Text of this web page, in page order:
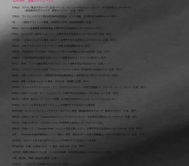
【2019年 演奏スケジュール】
1/19(土) エテルノ阪急千里オープン記念イベント「カンツォーネとちょっとオペラ」＠千里市民センターホール
（阪急阪神当方グループ 葬祭サービス）（正直、祥子）
1/19(土) ワイズメンズクラブ西日本区新年合同例会 ゲスト演奏 ＠大阪YMCA会館ホール（祥子）
1月 川西市アウトリーチ事業 川西市立小学校 特別授業講師（正直）
2/9(土) ルビーノ音楽教室 第3回発表会 @豊中市立文化芸術センター小ホール（祥子）
2/9(土) うたおうかい合同ホールレッスン @豊中市立文化芸術センター小ホール（正直、祥子）
3/17(日) 「お寺deぺらオペラ 魔笛」in ホール @豊中市立文化芸術センター小ホール
（正直、祥子）
3/23(土) 広島 ライオンズクラブ パーティー演奏 ＠尾道国際ホテル（祥子）
3/25(月) 芦屋英語サークル主催 子供向けコンサート＠芦屋ルナホール音楽室（正直、祥子）
4/14(日) 小児科併設病児保育室 記念パーティー演奏 @ホテル・アゴーラ大阪守口（祥子）
5/7(火) 東京 「テノール飯田康弘リサイタル」 ゲスト演奏＆司会 ＠百合ホール（正直）
5/11(土) ワイズメンズクラブ主催「ファミリーコンサート2019」＠大阪YMCA会館ホール（正直、祥子）
6/2(土) 八尾フィルハーモニー交響楽団 第56回定期演奏会 二重唱助演 @八尾プリズムホール（正直）
6/8(土) 京都 「お寺deぺらオペラ 魔笛」＠竹の寺・地蔵院（正直、祥子）
7/21(日) カクチーナディナーショー「ドン・ジョヴァンニナイト」＠西宮香櫨園 カ・クチーナ・ケ・インカント（正直、祥子）
8/24(土) 主催オペラ公演「ドン・ジョヴァンニ」＠豊中市立文化芸術センター小ホール（正直、祥子）
8/31(土)・9/1(日) 阪大オペラ「ジプシー男爵」＠大阪大学吹田キャンパス コンベンションセンター
9/14(土) ルビーノと音であそぼワークショップ＠豊中アクア文化ホール音楽室
9/23(月/祝) 「カンツォーネとちょっとオペラ」＠エテルノ西宮（阪急阪神当方グループ 葬祭サービス）（正直、祥子）
10/5(土) 主催コンサート「Giovanni Botta ロッシーニ ガラコンサート」＠兵庫県立芸術センター小ホール（正直、祥子）
10/5(土) 主催コンサート「七人のテノール」＠兵庫県立芸術センター小ホール（正直）
10/8(火) 主催レッスン「Giovanni Botta ベルカント声楽公開レッスン」@豊中市立文化芸術センター小ホール
（正直、祥子）
10月 Giovannni Botta声楽特別レッスン（個人）運営、通訳サポート＠西宮香櫨園 カ・クチーナ併設スタジオ（正直、祥子）
10/13(日) ルビーノと音であそぼワークショップ＠豊中アクア文化ホール音楽室
10/14(月/祝) 広島「お寺deぺらオペラ 魔笛」＠呉 お寺（正直、祥子）
10/27(日) 関西二期会オペラ公演「フィガロの結婚」＠兵庫県立芸術センター大ホール（正直）
11月 鹿児島 関西二期会文化事業（正直）
12/14(土) 「メサイア」＠京都アルティホール（正直）